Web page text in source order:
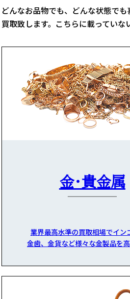
どんなお品物でも、どんな状態で
買取致します。こちらに載っていな
金・貴金属
業界最高水準の買取相場でイン
金歯、金貨など様々な金製品を高